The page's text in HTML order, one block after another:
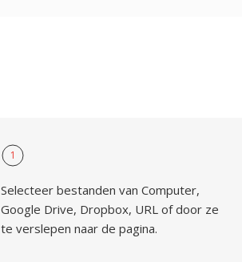
1
Selecteer bestanden van Computer,
Google Drive, Dropbox, URL of door ze
te verslepen naar de pagina.